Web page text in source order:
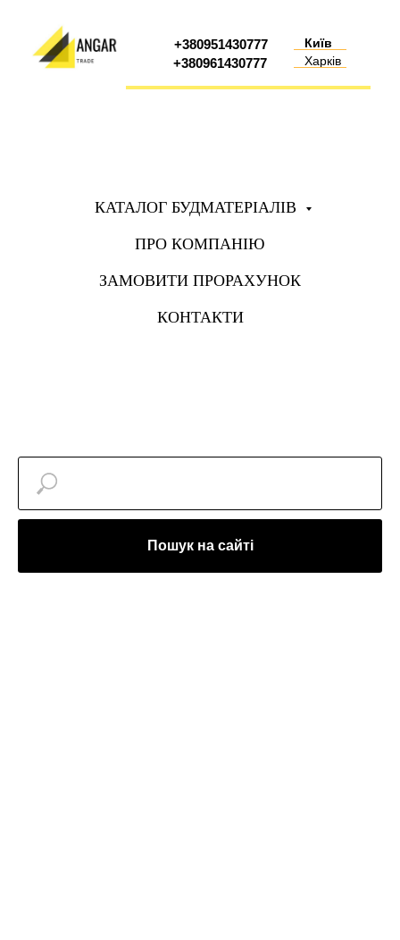
+380961430777
+380951430777
Київ
Харків
КАТАЛОГ БУДМАТЕРІАЛІВ
ПРО КОМПАНІЮ
ЗАМОВИТИ ПРОРАХУНОК
КОНТАКТИ
Пошук на сайті